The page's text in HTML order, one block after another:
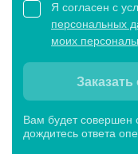
на пр.
Я согласен с
персональных
моих
Вам будет совершен
дождитесь ответа